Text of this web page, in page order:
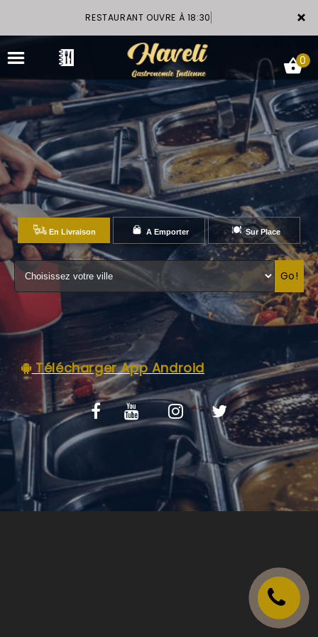
×
RESTAURANT OUVRE À 18:30
ACCUEIL
LA CARTE
VOTRE COMPTE
GALERIE
RÉSERVATION
NOTRE RESTAURANT
VOS AVIS
MENTIONS LÉGALES
0
En Livraison A Emporter Sur Place
Go!
Télécharger App Android